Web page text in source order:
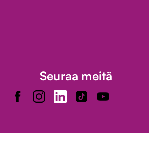
Seuraa meitä
FacebookInstagramLinkedInTikTokYoutube